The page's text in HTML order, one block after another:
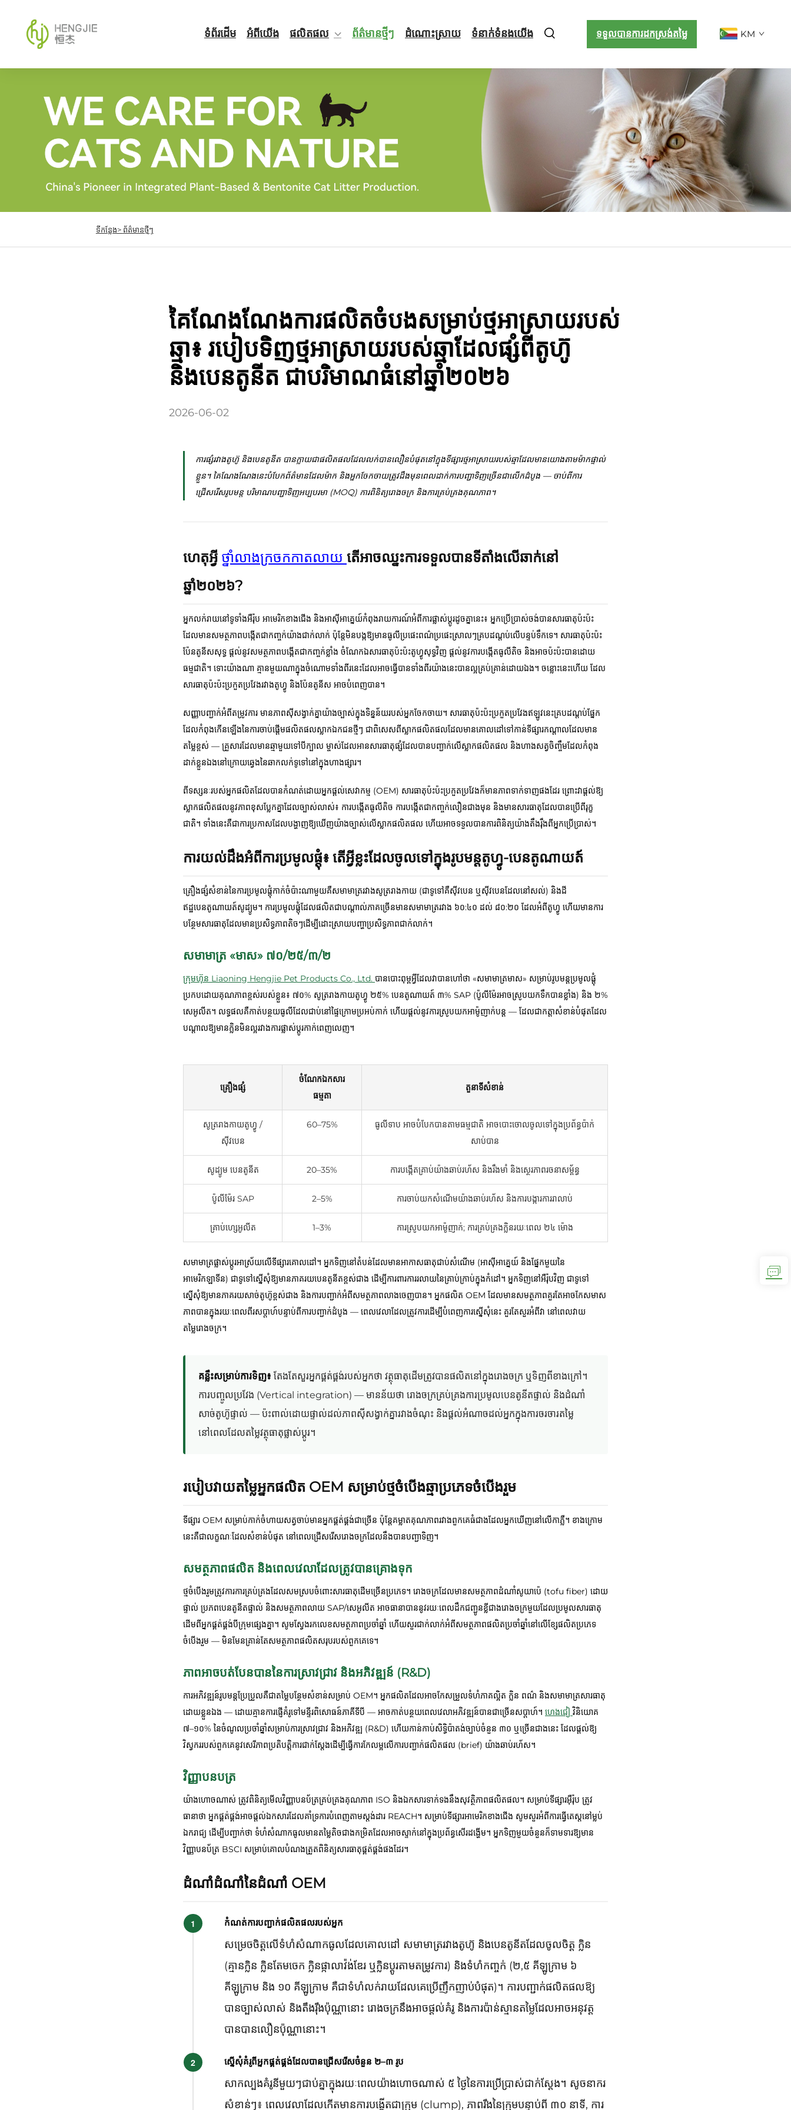
ទំព័រដើម អំពីយើង ផលិតផល ព័ត៌មានថ្មីៗ ដំណោះស្រាយ ទំនាក់ទំនងយើង ទទួលបានការដកស្រង់តម្លៃ KM
ទីកន្លែង> ព័ត៌មានថ្មីៗ
គៃណែងណែងការផលិតចំបងសម្រាប់ថ្មអាស្រាយរបស់
ឆ្មា៖ របៀបទិញថ្មអាស្រាយរបស់ឆ្មាដែលផ្សំពីតូហ៊ូ
និងបេនតូនីត ជាបរិមាណធំនៅឆ្នាំ២០២៦
2026-06-02
ការផ្សំរវាងតូហ៊ូ និងបេនតូនីត បានក្លាយជាផលិតផលដែលលក់បានលឿនបំផុតនៅក្នុងទីផ្សារថ្មអាស្រាយរបស់ឆ្មាដែលមានយោងតាមម៉ាកផ្ទាល់
ខ្លួន។ គៃណែងណែងនេះបំបែកព័ត៌មានដែលម៉ាក និងអ្នកចែកចាយត្រូវដឹងមុនពេលដាក់ការបញ្ជាទិញច្រើនជាលើកដំបូង — ចាប់ពីការ
ជ្រើសរើសរូបមន្ត បរិមាណបញ្ជាទិញអប្បបរមា (MOQ) ការពិនិត្យរោងចក្រ និងការគ្រប់គ្រងគុណភាព។
ហេតុអ្វី ថ្នាំលាងក្រចកកាត​លាយ តើអាចឈ្នះការទទួលបានទីតាំងលើឆាក់នៅ
ឆ្នាំ២០២៦?
អ្នកលក់រាយនៅទូទាំងអឺរ៉ុប អាមេរិកខាងជើង និងអាស៊ីអាគ្នេយ៍កំពុងរាយការណ៍អំពីការផ្លាស់ប្តូរដូចគ្នានេះ៖ អ្នកប្រើប្រាស់ចង់បានសារធាតុប៉ះប៉ះ
ដែលមានសមត្ថភាពបង្កើតជាកញ្ចក់យ៉ាងជាក់លាក់ ប៉ុន្តែមិនបង្កឱ្យមានធូលីប្រផេះពណ៌ប្រផេះស្រាលៗគ្របដណ្តប់លើបន្ទប់ទឹកទេ។ សារធាតុប៉ះប៉ះ
ប៉ែនតូនីសសុទ្ធ ផ្តល់នូវសមត្ថភាពបង្កើតជាកញ្ចក់ខ្លាំង ចំណែកឯសារធាតុប៉ះប៉ះតូហ្វូសុទ្ធវិញ ផ្តល់នូវការបង្កើតធូលីតិច និងអាចប៉ះប៉ះបានដោយ
ធម្មជាតិ។ ទោះយ៉ាងណា គ្មានមួយណាក្នុងចំណោមទាំងពីរនេះដែលអាចធ្វើបានទាំងពីរយ៉ាងនេះបានល្អគ្រប់គ្រាន់ដោយឯង។ ចន្លោះនេះហើយ ដែល
សារធាតុប៉ះប៉ះប្រកួតប្រវែងរវាងតូហ្វូ និងប៉ែនតូនីស អាចបំពេញបាន។
សញ្ញាបញ្ជាក់អំពីតម្រូវការ មានភាពស៊ីសង្វាក់គ្នាយ៉ាងច្បាស់ក្នុងទិន្នន័យរបស់អ្នកចែកចាយ។ សារធាតុប៉ះប៉ះប្រកួតប្រវែងឥឡូវនេះគ្របដណ្តប់ផ្នែក
ដែលកំពុងកើនឡើងនៃការចាប់ផ្តើមផលិតផលស្លាកឯកជនថ្មីៗ ជាពិសេសពីស្លាកផលិតផលដែលមានគោលដៅទៅកាន់ទីផ្សារកណ្តាលដែលមាន
តម្លៃខ្ពស់ — គ្រួសារដែលមានឆ្មាមួយទៅបីក្បាល ម្ចាស់ដែលអានសារធាតុផ្សំដែលបានបញ្ជាក់លើស្លាកផលិតផល និងហាងសត្វចិញ្ចឹមដែលកំពុង
ដាក់ខ្លួនឯងនៅក្រោយឆ្វេងនៃឆាកលក់ទូទៅនៅក្នុងហាងផ្សារ។
ពីទស្សនៈរបស់អ្នកផលិតដែលបានកំណត់ដោយអ្នកផ្តល់សេវាកម្ម (OEM) សារធាតុប៉ះប៉ះប្រកួតប្រវែងក៏មានភាពទាក់ទាញផងដែរ ព្រោះវាផ្តល់ឱ្យ
ស្លាកផលិតផលនូវភាពខុសប្លែកគ្នាដែលច្បាស់លាស់៖ ការបង្កើតធូលីតិច ការបង្កើតជាកញ្ចក់លឿនជាងមុន និងមានសារធាតុដែលបានប្រើពីរុក្ខ
ជាតិ។ ទាំងនេះគឺជាការប្រកាសដែលបង្ហាញឱ្យឃើញយ៉ាងច្បាស់លើស្លាកផលិតផល ហើយអាចទទួលបានការពិនិត្យយ៉ាងតឹងរ៉ឹងពីអ្នកប្រើប្រាស់។
ការយល់ដឹងអំពីការប្រមូលផ្តុំ៖ តើអ្វីខ្លះដែលចូលទៅក្នុងរូបមន្តតូហ្វូ-បេនតូណាយត៍
គ្រឿងផ្សំសំខាន់នៃការប្រមូលផ្តុំកាក់ចំប៉ាះណាមួយគឺសមាមាត្ររវាងសូត្ររាងកាយ (ជាទូទៅគឺស៊ីវបេន ឬស៊ីវបេនដែលនៅសល់) និងដី
ឥដ្ឋបេនតូណាយត៍សូដ្យូម។ ការប្រមូលផ្តុំដែលផលិតជាបណ្តាល់ភាគច្រើនមានសមាមាត្ររវាង ៦០:៤០ ដល់ ៨០:២០ ដែលអំពីតូហ្វូ ហើយមានការ
បន្ថែមសារធាតុដែលមានប្រសិទ្ធភាពតិចៗដើម្បីដោះស្រាយបញ្ហាប្រសិទ្ធភាពជាក់លាក់។
សមាមាត្រ «មាស» ៧០/២៥/៣/២
ក្រុមហ៊ុន Liaoning Hengjie Pet Products Co., Ltd. បានបោះពុម្ពអ្វីដែលវាបានហៅថា «សមាមាត្រមាស» សម្រាប់រូបមន្តប្រមូលផ្តុំ
ប្រកបដោយគុណភាពខ្ពស់របស់ខ្លួន៖ ៧០% សូត្ររាងកាយតូហ្វូ ២៥% បេនតូណាយត៍ ៣% SAP (ប៉ូលីម៉ែរអាចស្រូបយកទឹកបានខ្លាំង) និង ២%
សេអូលីត។ លទ្ធផលគឺកាត់បន្ថយធូលីដែលជាប់នៅផ្ទៃក្រោមប្រអប់កាក់ ហើយផ្តល់នូវការស្រូបយកអាម៉ូញាក់បន្ត — ដែលជាកត្តាសំខាន់បំផុតដែល
បណ្តាលឱ្យមានក្លិនមិនល្អរវាងការផ្លាស់ប្តូរកាក់ពេញលេញ។
គ្រឿងផ្សំ
ចំណែកឯកសារ
ធម្មតា
តួនាទីសំខាន់
សូត្ររាងកាយតូហ្វូ /
ស៊ីវបេន
60–75%
ធូលីទាប អាចបំបែកបានតាមធម្មជាតិ អាចបោះចោលចូលទៅក្នុងប្រព័ន្ធប៉ាក់
សាប់បាន
សូដ្យូម បេនតូនីត 20–35% ការបង្កើតគ្រាប់យ៉ាងឆាប់រហ័ស និងរឹងមាំ និងស្ថេរភាពរចនាសម្ព័ន្ធ
ប៉ូលីម៉ែរ SAP 2–5% ការចាប់យកសំណើមយ៉ាងឆាប់រហ័ស និងការបង្ការការរាលាប់
គ្រាប់ហ្សេអូលីត 1–3% ការស្រូបយកអាម៉ូញាក់; ការគ្រប់គ្រងក្លិនរយៈពេល ២៤ ម៉ោង
សមាមាត្រផ្លាស់ប្តូរអាស្រ័យលើទីផ្សារគោលដៅ។ អ្នកទិញនៅតំបន់ដែលមានអាកាសធាតុជាប់សំណើម (អាស៊ីអាគ្នេយ៍ និងផ្នែកមួយនៃ
អាមេរិកឡាទីន) ជាទូទៅស្នើសុំឱ្យមានភាគរយបេនតូនីតខ្ពស់ជាង ដើម្បីការពារការរលាយនៃគ្រាប់ក្រាប់ក្នុងកំដៅ។ អ្នកទិញនៅអឺរ៉ុបវិញ ជាទូទៅ
ស្នើសុំឱ្យមានភាគរយសាច់តូហ៊ូខ្ពស់ជាង និងការបញ្ជាក់អំពីសមត្ថភាពលាងចេញបាន។ អ្នកផលិត OEM ដែលមានសមត្ថភាពគួរតែអាចកែសមាស
ភាពបានក្នុងរយៈពេលពីរសប្តាហ៍បន្ទាប់ពីការបញ្ជាក់ដំបូង — ពេលវេលាដែលត្រូវការដើម្បីបំពេញការស្នើសុំនេះ គួរតែសួរអំពីវា នៅពេលវាយ
តម្លៃរោងចក្រ។
គន្លឹះសម្រាប់ការទិញ៖ តែងតែសួរអ្នកផ្គត់ផ្គង់របស់អ្នកថា វត្ថុធាតុដើមត្រូវបានផលិតនៅក្នុងរោងចក្រ ឬទិញពីខាងក្រៅ។
ការបញ្ចូលប្រវែង (Vertical integration) — មានន័យថា រោងចក្រគ្រប់គ្រងការប្រមូលបេនតូនីតផ្ទាល់ និងដំណាំ
សាច់តូហ៊ូផ្ទាល់ — ប៉ះពាល់ដោយផ្ទាល់ដល់ភាពស៊ីសង្វាក់គ្នារវាងចំណុះ និងផ្តល់អំណាចដល់អ្នកក្នុងការចរចារតម្លៃ
នៅពេលដែលតម្លៃវត្ថុធាតុផ្លាស់ប្តូរ។
របៀបវាយតម្លៃអ្នកផលិត OEM សម្រាប់ថ្មចំបើងឆ្មាប្រភេទចំបើងរួម
ទីផ្សារ OEM សម្រាប់កាក់ចំហាយសត្វចាប់មានអ្នកផ្គត់ផ្គង់ជាច្រើន ប៉ុន្តែគម្លាតគុណភាពរវាងពួកគេធំជាងដែលអ្នកឃើញនៅលើកាភ្លឺ។ ខាងក្រោម
នេះគឺជាលក្ខណៈដែលសំខាន់បំផុត នៅពេលជ្រើសរើសរោងចក្រដែលនឹងបានបញ្ជាទិញ។
សមត្ថភាពផលិត និងពេលវេលាដែលត្រូវបានគ្រោងទុក
ថ្មចំបើងរួមត្រូវការការគ្រប់គ្រងដែលសមស្របចំពោះសារធាតុដើមច្រើនប្រភេទ។ រោងចក្រដែលមានសមត្ថភាពដំណាំសូយាប៉េ (tofu fiber) ដោយ
ផ្ទាល់ ប្រភពបេនតូនីតផ្ទាល់ និងសមត្ថភាពលាយ SAP/សេអូលីត អាចធានាបាននូវរយៈពេលដឹកជញ្ជូនខ្លីជាងរោងចក្រមួយដែលប្រមូលសារធាតុ
ដើមពីអ្នកផ្គត់ផ្គង់បីក្រុមផ្សេងគ្នា។ សូមស្វែងរកលេខសមត្ថភាពប្រចាំឆ្នាំ ហើយសួរជាក់លាក់អំពីសមត្ថភាពផលិតប្រចាំឆ្នាំនៅលើខ្សែផលិតប្រភេទ
ចំបើងរួម — មិនមែនគ្រាន់តែសមត្ថភាពផលិតសរុបរបស់ពួកគេទេ។
ភាពអាចបត់បែនបាននៃការស្រាវជ្រាវ និងអភិវឌ្ឍន៍ (R&D)
ការអភិវឌ្ឍន៍រូបមន្តប្រែប្រួលគឺជាតម្លៃបន្ថែមសំខាន់សម្រាប់ OEM។ អ្នកផលិតដែលអាចកែសម្រួលទំហំភាគល្អិត ក្លិន ពណ៌ និងសមាមាត្រសារធាតុ
ដោយខ្លួនឯង — ដោយគ្មានការផ្ញើគំរូទៅមន្ទីរពិសោធន៍ភាគីទីបី — អាចកាត់បន្ថយពេលវេលាអភិវឌ្ឍន៍បានជាច្រើនសប្តាហ៍។ ហេងជៀ វិនិយោគ
៧–១០% នៃចំណូលប្រចាំឆ្នាំសម្រាប់ការស្រាវជ្រាវ និងអភិវឌ្ឍ (R&D) ហើយកាន់កាប់សិទ្ធិប៉ាតង់ច្បាប់ចំនួន ៣០ ឬច្រើនជាងនេះ ដែលផ្តល់ឱ្យ
វិស្វកររបស់ពួកគេនូវសេរីភាពប្រតិបត្តិការជាក់ស្តែងដើម្បីធ្វើការកែលម្អលើការបញ្ជាក់ផលិតផល (brief) យ៉ាងឆាប់រហ័ស។
វិញ្ញាបនបត្រ
យ៉ាងហោចណាស់ ត្រូវពិនិត្យមើលវិញ្ញាបនប័ត្រគ្រប់គ្រងគុណភាព ISO និងឯកសារទាក់ទងនឹងសុវត្ថិភាពផលិតផល។ សម្រាប់ទីផ្សារអ៊ឺរ៉ុប ត្រូវ
ធានាថា អ្នកផ្គត់ផ្គង់អាចផ្តល់ឯកសារដែលគាំទ្រការបំពេញតាមស្តង់ដារ REACH។ សម្រាប់ទីផ្សារអាមេរិកខាងជើង សូមសួរអំពីការធ្វើតេស្តនៅម្លប់
ឯករាជ្យ ដើម្បីបញ្ជាក់ថា ទំហំសំណាកធូលមានតម្លៃតិចជាងកម្រិតដែលអាចស្ទាក់នៅក្នុងប្រព័ន្ធសើរដង្ហើម។ អ្នកទិញមួយចំនួនក៏ទាមទារឱ្យមាន
វិញ្ញាបនប័ត្រ BSCI សម្រាប់គោលបំណងត្រួតពិនិត្យសារធាតុផ្គត់ផ្គង់ផងដែរ។
ដំណាំដំណាំនៃដំណាំ OEM
កំណត់ការបញ្ជាក់ផលិតផលរបស់អ្នក
សម្រេចចិត្តលើទំហំសំណាកធូលដែលគោលដៅ សមាមាត្ររវាងតូហ៊ូ និងបេនតូនីតដែលចូលចិត្ត ក្លិន
(គ្មានក្លិន ក្លិនតែមចេក ក្លិនផ្កាលាវ៉ង់ឌែរ ឬក្លិនប្ដូរតាមតម្រូវការ) និងទំហំកញ្ចក់ (២,៥ គីឡូក្រាម ៦
គីឡូក្រាម និង ១០ គីឡូក្រាម គឺជាទំហំលក់រាយដែលគេប្រើញឹកញាប់បំផុត)។ ការបញ្ជាក់ផលិតផលឱ្យ
បានច្បាស់លាស់ និងតឹងរ៉ឹងប៉ុណ្ណានោះ រោងចក្រនឹងអាចផ្តល់គំរូ និងការប៉ាន់ស្មានតម្លៃដែលអាចអនុវត្ត
បានបានលឿនប៉ុណ្ណានោះ។
ស្នើសុំគំរូពីអ្នកផ្គត់ផ្គង់ដែលបានជ្រើសរើសចំនួន ២–៣ រូប
សាកល្បងគំរូនីមួយៗជាប់គ្នាក្នុងរយៈពេលយ៉ាងហោចណាស់ ៥ ថ្ងៃនៃការប្រើប្រាស់ជាក់ស្តែង។ សូចនាករ
សំខាន់ៗ៖ ពេលវេលាដែលកើតមានការបង្កើតជាក្រុម (clump), ភាពរឹងនៃក្រុមបន្ទាប់ពី ៣០ នាទី, ការ